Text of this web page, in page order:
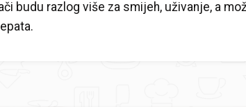
budu razlog više za smijeh, uživanje, a